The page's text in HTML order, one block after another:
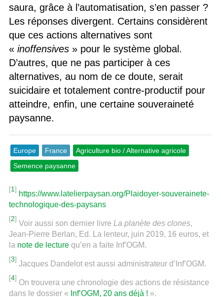
saura, grâce à l’automatisation, s’en passer ?
Les réponses divergent. Certains considèrent
que ces actions alternatives sont
« inoffensives» pour le système global.
D’autres, que ne pas participer à ces
alternatives, au nom de ce doute, serait
suicidaire et totalement contre-productif pour
atteindre, enfin, une certaine souveraineté
paysanne.
Europe France
Agriculture bio / Alternative agricole
Semence paysanne
[1]
https://www.latelierpaysan.org/Plaidoyer-souverainete-
technologique-des-paysans
[2]
Voir aussi son dernier livre La planète des clones,
Jean-Pierre Berlan, Ed. La lenteur, juin 2019, 16 euros, et
la note de lecturequ’en a faite Inf’OGM.
[3]
Jacques Dandelot est aussi administrateur d’Inf’OGM.
[4]
On trouvera une chronologie des actions de résistance
dans le dossier « Inf’OGM, 20 ans déjà ! ».